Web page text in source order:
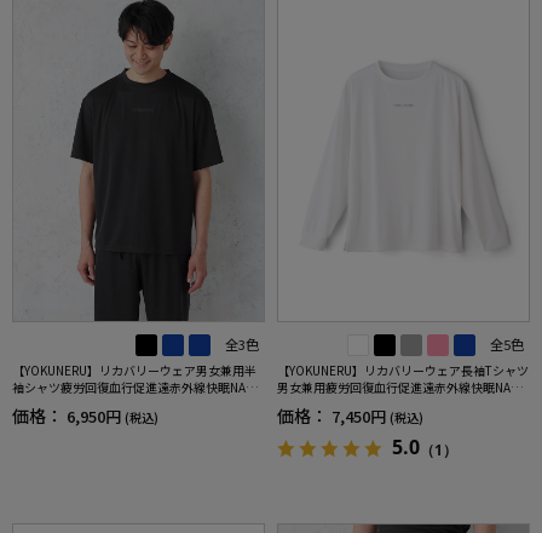
全3色
【YOKUNERU】リカバリーウェア男女兼用半
袖シャツ疲労回復血行促進遠赤外線快眠NANO
MIX(R)【一般医療機器】SS～LLサイズ
価格： 6,950円 (税込)
全5色
【YOKUNERU】リカバリーウェア長袖Tシャツ
男女兼用疲労回復血行促進遠赤外線快眠NANO
MIX(R)【一般医療機器】SS～LLサイズ
価格： 7,450円 (税込)
5.0 （1）